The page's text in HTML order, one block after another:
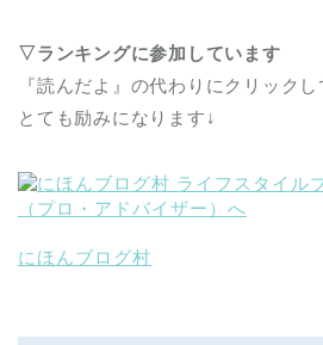
▽ランキングに参加しています
『読んだよ』の代わりにクリックし
とても励みになります↓
にほんブログ村